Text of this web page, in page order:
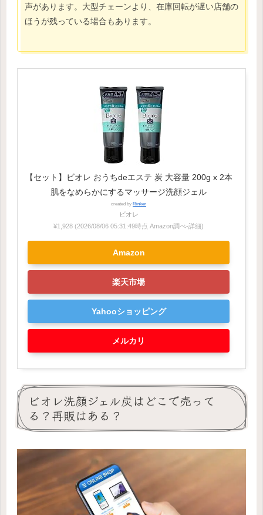
声があります。大型チェーンより、在庫回転が遅い店舗の
ほうが残っている場合もあります。
【セット】ビオレ おうちdeエステ 炭 大容量 200g x 2本
肌をなめらかにするマッサージ洗顔ジェル
created by Rinker
ビオレ
¥1,928 (2026/08/06 05:31:49時点 Amazon調べ-詳細)
Amazon
楽天市場
Yahooショッピング
メルカリ
ビオレ洗顔ジェル炭はどこで売って
る？再販はある？